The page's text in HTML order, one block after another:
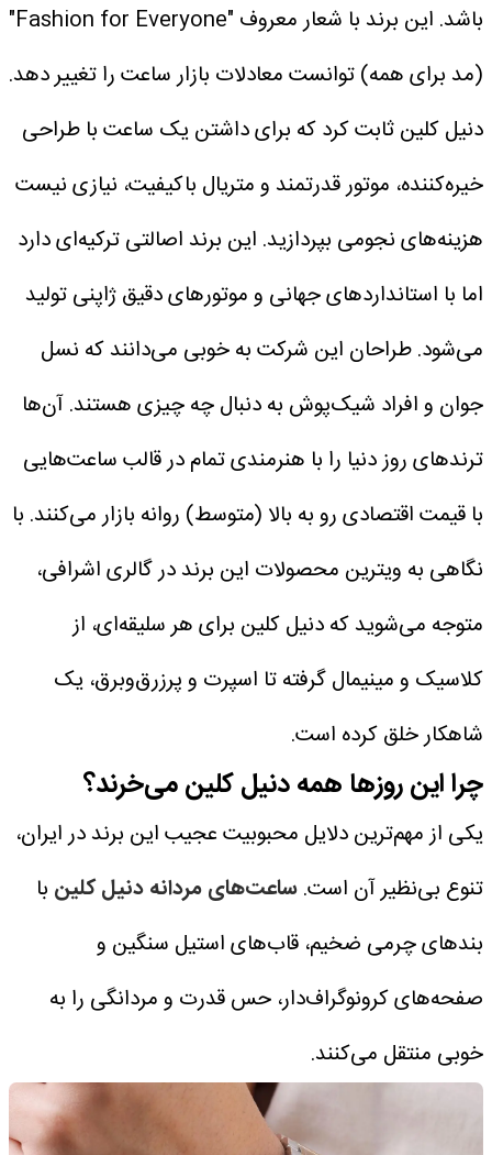
باشد. این برند با شعار معروف "Fashion for Everyone"
(مد برای همه) توانست معادلات بازار ساعت را تغییر دهد.
دنیل کلین ثابت کرد که برای داشتن یک ساعت با طراحی
خیره‌کننده، موتور قدرتمند و متریال باکیفیت، نیازی نیست
هزینه‌های نجومی بپردازید. این برند اصالتی ترکیه‌ای دارد
اما با استانداردهای جهانی و موتورهای دقیق ژاپنی تولید
می‌شود.طراحان این شرکت به خوبی می‌دانند که نسل
جوان و افراد شیک‌پوش به دنبال چه چیزی هستند. آن‌ها
ترندهای روز دنیا را با هنرمندی تمام در قالب ساعت‌هایی
با قیمت اقتصادی رو به بالا (متوسط) روانه بازار می‌کنند. با
نگاهی به ویترین محصولات این برند در گالری اشرافی،
متوجه می‌شوید که دنیل کلین برای هر سلیقه‌ای، از
کلاسیک و مینیمال گرفته تا اسپرت و پرزرق‌وبرق، یک
شاهکار خلق کرده است.
چرا این روزها همه دنیل کلین می‌خرند؟
یکی از مهم‌ترین دلایل محبوبیت عجیب این برند در ایران،
تنوع بی‌نظیر آن است.ساعت‌های مردانه دنیل کلین با
بندهای چرمی ضخیم، قاب‌های استیل سنگین و
صفحه‌های کرونوگراف‌دار، حس قدرت و مردانگی را به
خوبی منتقل می‌کنند.